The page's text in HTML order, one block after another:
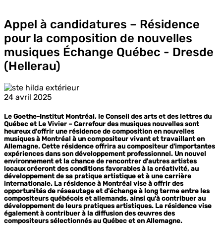
Appel à candidatures – Résidence
pour la composition de nouvelles
musiques Échange Québec - Dresde
(Hellerau)
24 avril 2025
Le Goethe-Institut Montréal, le Conseil des arts et des lettres du
Québec et Le Vivier – Carrefour des musiques nouvelles sont
heureux d'offrir une résidence de composition en nouvelles
musiques à Montréal à un compositeur vivant et travaillant en
Allemagne. Cette résidence offrira au compositeur d'importantes
expériences dans son développement professionnel. Un nouvel
environnement et la chance de rencontrer d'autres artistes
locaux créeront des conditions favorables à la créativité, au
développement de sa pratique artistique et à une carrière
internationale. La résidence à Montréal vise à offrir des
opportunités de réseautage et d'échange à long terme entre les
compositeurs québécois et allemands, ainsi qu'à contribuer au
développement de leurs pratiques artistiques. La résidence vise
également à contribuer à la diffusion des œuvres des
compositeurs sélectionnés au Québec et en Allemagne.